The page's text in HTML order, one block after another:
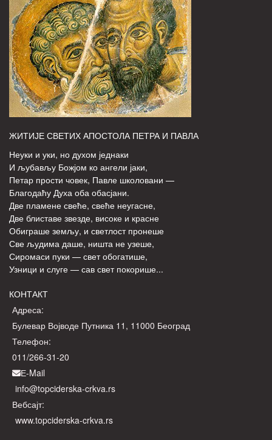
ЖИТИЈЕ СВЕТИХ АПОСТОЛА ПЕТРА И ПАВЛА
Неуки и уки, но духом једнаки
И љубављу Божјом ко ангели јаки,
Петар прости човек, Павле школовани —
Благодаћу Духа оба обасјани.
Две пламене свеће, свеће неугасне,
Две блиставе звезде, високе и красне
Обиграше земљу, и светлост пронеше
Све људима даше, ништа не узеше,
Сиромаси пуки — свет обогатише,
Узници и слуге — сав свет покорише...
КОНТАКТ
Адреса:
Булевар Војводе Путника 11, 11000 Београд
Телефон:
011/266-31-20
Е-Mail
info@topciderska-crkva.rs
Вебсајт:
www.topciderska-crkva.rs